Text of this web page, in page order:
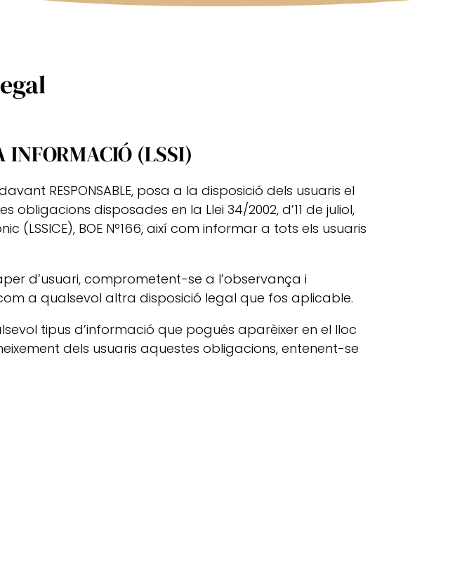
INFORMACIÓ (LSSI)
RESPONSABLE, posa a la disposició dels usuaris el
disposades en la Llei 34/2002, d’11 de juliol,
BOE Nº166, així com informar a tots els usuaris
d’usuari, comprometent-se a l’observança i
a qualsevol altra disposició legal que fos aplicable.
tipus d’informació que pogués aparèixer en el lloc
dels usuaris aquestes obligacions, entenent-se